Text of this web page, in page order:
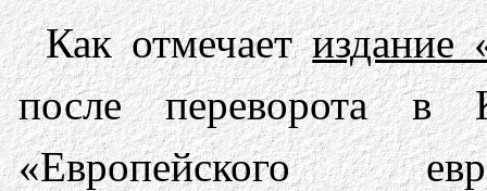
Как отмечаетиздание
после переворота в
«Европейского